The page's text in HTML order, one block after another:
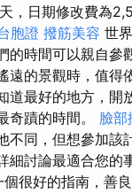
，日期修改費為
胞證 撥筋美容 世
的時間可以親自參
遠的景觀時，值得
道最好的地方，開
奇蹟的時間。 臉部
不同，但想參加該
細討論最適合您的
很好的指南，善良